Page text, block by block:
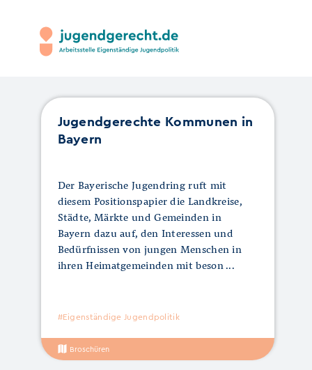
Jugendgerechte Kommunen in
Bayern
Der Bayerische Jugendring ruft mit
diesem Positionspapier die Landkreise,
Städte, Märkte und Gemeinden in
Bayern dazu auf, den Interessen und
Bedürfnissen von jungen Menschen in
ihren Heimatgemeinden mit beson
#Eigenständige Jugendpolitik
Broschüren